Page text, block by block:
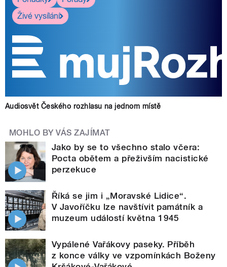
Živé vysílání
Audiosvět Českého rozhlasu na jednom místě
MOHLO BY VÁS ZAJÍMAT
Jako by se to všechno stalo včera:
Pocta obětem a přeživším nacistické
perzekuce
Říká se jim i „Moravské Lidice“.
V Javoříčku lze navštívit památník a
muzeum událostí května 1945
Vypálené Vařákovy paseky. Příběh
z konce války ve vzpomínkách Boženy